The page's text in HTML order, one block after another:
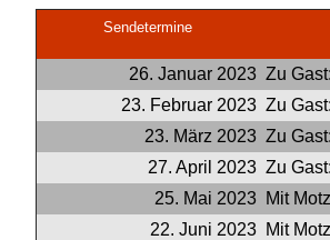
Sendetermine
26. Januar 2023 Zu
23. Februar 2023 Zu
23. März 2023 Zu
27. April 2023 Zu
25. Mai 2023 Mit
22. Juni 2023 Mit